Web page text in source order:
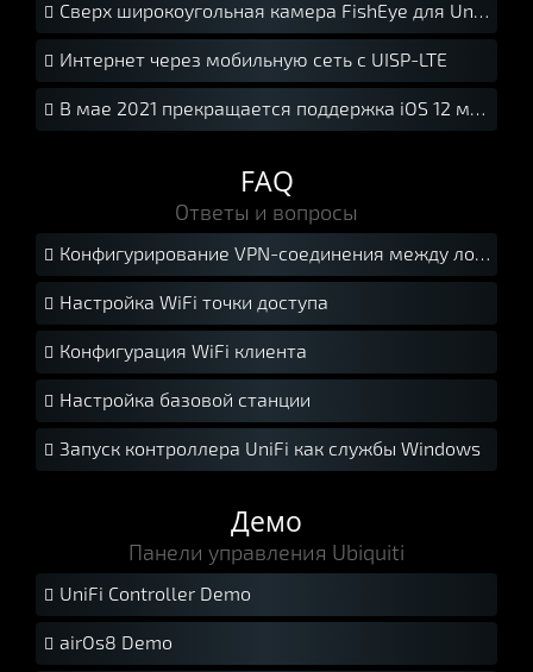
 Сверх широкоугольная камера FishEye для UniFi Protect
 Интернет через мобильную сеть с UISP-LTE
 В мае 2021 прекращается поддержка iOS 12 мобильной версией UniFi Protect
FAQ
Ответы и вопросы
 Конфигурирование VPN-соединения между локальными сетями с помощью USG.
 Настройка WiFi точки доступа
 Конфигурация WiFi клиента
 Настройка базовой станции
 Запуск контроллера UniFi как службы Windows
Демо
Панели управления Ubiquiti
 UniFi Controller Demo
 airOs8 Demo